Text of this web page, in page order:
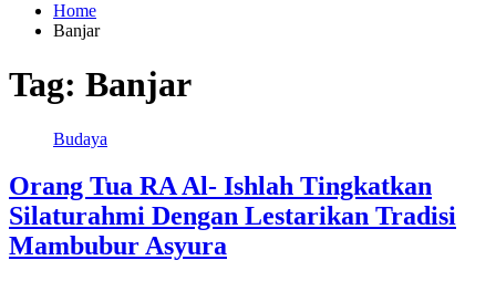
Home
Banjar
Tag: Banjar
Budaya
Orang Tua RA Al- Ishlah Tingkatkan
Silaturahmi Dengan Lestarikan Tradisi
Mambubur Asyura